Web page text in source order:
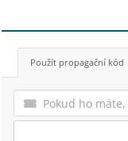
Použít propagační kód